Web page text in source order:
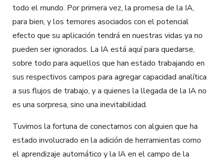
todo el mundo. Por primera vez, la promesa de la IA,
para bien, y los temores asociados con el potencial
efecto que su aplicación tendrá en nuestras vidas ya no
pueden ser ignorados. La IA está aquí para quedarse,
sobre todo para aquellos que han estado trabajando en
sus respectivos campos para agregar capacidad analítica
a sus flujos de trabajo, y a quienes la llegada de la IA no
es una sorpresa, sino una inevitabilidad.
Tuvimos la fortuna de conectarnos con alguien que ha
estado involucrado en la adición de herramientas como
el aprendizaje automático y la IA en el campo de la